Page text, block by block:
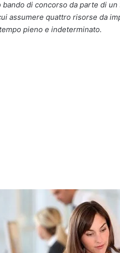
bando di concorso da parte di
assumere quattro risorse da
pieno e indeterminato.